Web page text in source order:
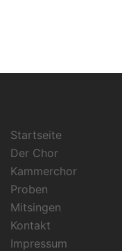
Startseite
Der Chor
Kammerchor
Proben
Mitsingen
Kontakt
Impressum